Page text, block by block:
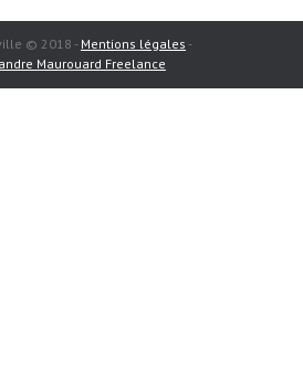
© 2018 - Mentions légales -
Maurouard Freelance